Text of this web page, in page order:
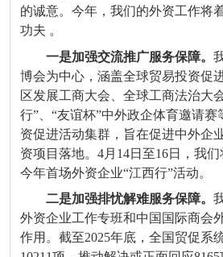
的诚意。今年，我们的外资工作将
功夫 。
一是加强交流推广服务保障。
博会为中心，涵盖全球贸易投资促
区发展工商大会、全球工商法治大
行”、“友谊杯”中外政企体育邀请
资促进活动集群，旨在促进中外企
资项目落地。4月14日至16日，我
今年首场外资企业“江西行”活动。
二是加强排忧解难服务保障。
外资企业工作专班和中国国际商会
作用。截至2025年底，全国贸促系